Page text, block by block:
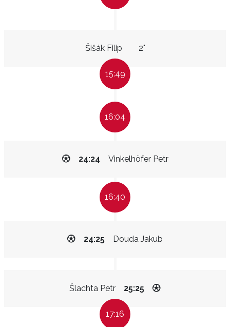
Šišák Filip 2"
15:49
16:04
Vinkelhöfer Petr
24:24
16:40
Douda Jakub
24:25
Šlachta Petr 25:25
17:16